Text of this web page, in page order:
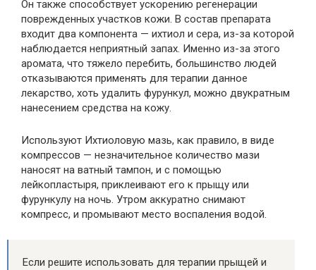
Он также способствует ускорению регенерации
поврежденных участков кожи. В состав препарата
входит два компонента — ихтиол и сера, из-за которой
наблюдается неприятный запах. Именно из-за этого
аромата, что тяжело перебить, большинство людей
отказываются применять для терапии данное
лекарство, хоть удалить фурункул, можно двукратным
нанесением средства на кожу.
Используют Ихтиоловую мазь, как правило, в виде
компрессов — незначительное количество мази
наносят на ватный тампон, и с помощью
лейкопластыря, приклеивают его к прыщу или
фурункулу на ночь. Утром аккуратно снимают
компресс, и промывают место воспаления водой.
Если решите использовать для терапии прыщей и